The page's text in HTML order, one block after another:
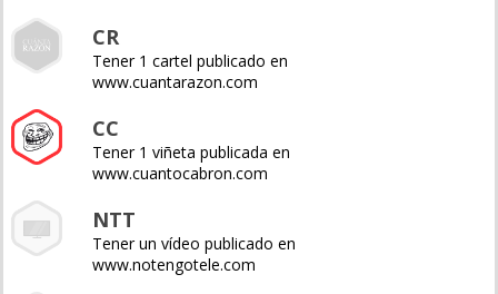
CR
Tener 1 cartel publicado en
www.cuantarazon.com
CC
Tener 1 viñeta publicada en
www.cuantocabron.com
NTT
Tener un vídeo publicado en
www.notengotele.com